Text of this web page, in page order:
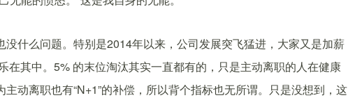
什么问题。特别是2014年以来，公司发展突飞猛进，大家又是加薪
在其中。5% 的末位淘汰其实一直都有的，只是主动离职的人在健康
动离职也有“N+1”的补偿，所以背个指标也无所谓。只是没想到，这